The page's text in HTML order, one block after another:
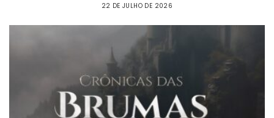
22 DE JULHO DE 2026